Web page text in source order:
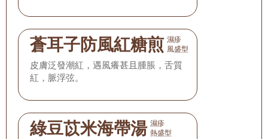
蒼耳子防風紅糖煎 濕疹
風盛型
皮膚泛發潮紅，遇風癢甚且腫脹，舌質
紅，脈浮弦。
綠豆苡米海帶湯 濕疹
熱盛型